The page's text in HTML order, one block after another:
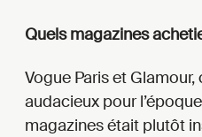
Quels magazines
Vogue Paris et
audacieux pour
magazines était plutôt